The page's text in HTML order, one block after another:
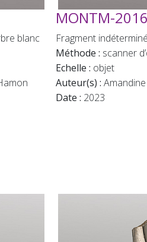
blanc
MONTM-
Fragment
Méthode : scanner
Echelle : objet
Auteur(s) :
Date : 2023